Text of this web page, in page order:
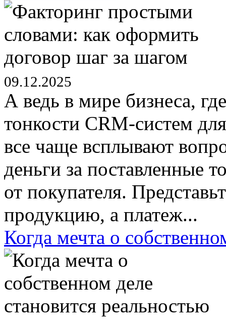
09.12.2025
А ведь в мире бизнеса,
тонкости CRM-систем
все чаще всплывают
деньги за поставленные
от покупателя.
продукцию, а платеж...
Когда мечта о